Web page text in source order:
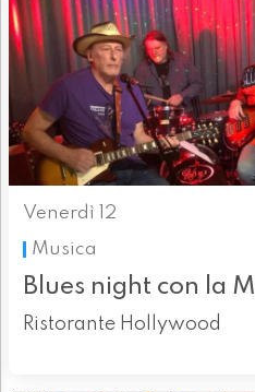
Venerdì 12
Musica
Blues night con la
Ristorante Hollywood